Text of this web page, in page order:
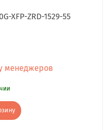
XFP-ZRD-1529-55
менеджеров